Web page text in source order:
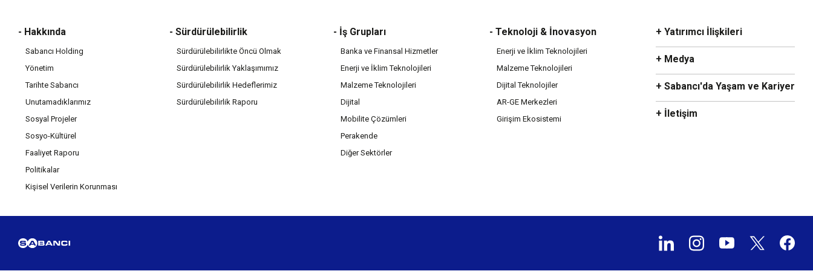
- Hakkında
Sabancı Holding
Yönetim
Tarihte Sabancı
Unutamadıklarımız
Sosyal Projeler
Sosyo-Kültürel
Faaliyet Raporu
Politikalar
Kişisel Verilerin Korunması
- Sürdürülebilirlik
Sürdürülebilirlikte Öncü Olmak
Sürdürülebilirlik Yaklaşımımız
Sürdürülebilirlik Hedeflerimiz
Sürdürülebilirlik Raporu
- İş Grupları
Banka ve Finansal Hizmetler
Enerji ve İklim Teknolojileri
Malzeme Teknolojileri
Dijital
Mobilite Çözümleri
Perakende
Diğer Sektörler
- Teknoloji & İnovasyon
Enerji ve İklim Teknolojileri
Malzeme Teknolojileri
Dijital Teknolojiler
AR-GE Merkezleri
Girişim Ekosistemi
+ Yatırımcı İlişkileri
+ Medya
+ Sabancı'da Yaşam ve Kariyer
+ İletişim